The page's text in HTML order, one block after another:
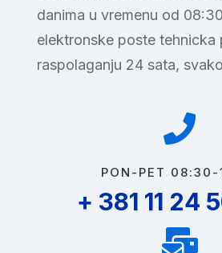
danima u vremenu od
elektronske poste tehnicka
raspolaganju 24 sata,
PON-PET 08:30-
+ 381 11 24